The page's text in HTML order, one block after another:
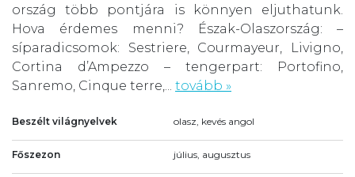
ország több pontjára is könnyen eljuthatunk.
Hova érdemes menni? Észak-Olaszország: –
síparadicsomok: Sestriere, Courmayeur, Livigno,
Cortina d’Ampezzo – tengerpart: Portofino,
Sanremo, Cinque terre,... tovább »
Beszélt világnyelvek olasz, kevés angol
Főszezon július, augusztus